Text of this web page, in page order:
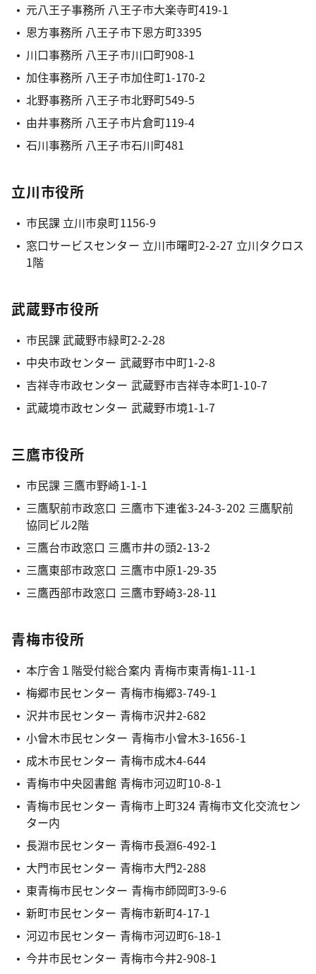
元八王子事務所 八王子市大楽寺町419-1
恩方事務所 八王子市下恩方町3395
川口事務所 八王子市川口町908-1
加住事務所 八王子市加住町1-170-2
北野事務所 八王子市北野町549-5
由井事務所 八王子市片倉町119-4
石川事務所 八王子市石川町481
立川市役所
市民課 立川市泉町1156-9
窓口サービスセンター 立川市曙町2-2-27 立川タクロス
1階
武蔵野市役所
市民課 武蔵野市緑町2-2-28
中央市政センター 武蔵野市中町1-2-8
吉祥寺市政センター 武蔵野市吉祥寺本町1-10-7
武蔵境市政センター 武蔵野市境1-1-7
三鷹市役所
市民課 三鷹市野崎1-1-1
三鷹駅前市政窓口 三鷹市下連雀3-24-3-202 三鷹駅前
協同ビル2階
三鷹台市政窓口 三鷹市井の頭2-13-2
三鷹東部市政窓口 三鷹市中原1-29-35
三鷹西部市政窓口 三鷹市野崎3-28-11
青梅市役所
本庁舎１階受付総合案内 青梅市東青梅1-11-1
梅郷市民センター 青梅市梅郷3-749-1
沢井市民センター 青梅市沢井2-682
小曾木市民センター 青梅市小曾木3-1656-1
成木市民センター 青梅市成木4-644
青梅市中央図書館 青梅市河辺町10-8-1
青梅市民センター 青梅市上町324 青梅市文化交流セン
ター内
長淵市民センター 青梅市長淵6-492-1
大門市民センター 青梅市大門2-288
東青梅市民センター 青梅市師岡町3-9-6
新町市民センター 青梅市新町4-17-1
河辺市民センター 青梅市河辺町6-18-1
今井市民センター 青梅市今井2-908-1